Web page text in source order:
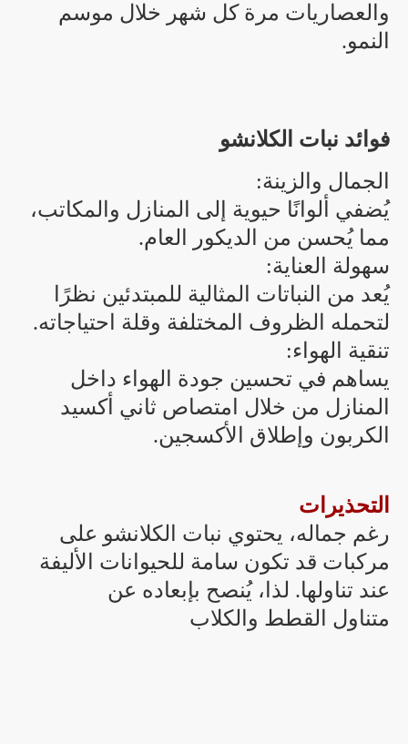
والعصاريات مرة كل شهر خلال موسم
النمو.
فوائد نبات الكلانشو
الجمال والزينة:
يُضفي ألوانًا حيوية إلى المنازل والمكاتب،
مما يُحسن من الديكور العام.
سهولة العناية:
يُعد من النباتات المثالية للمبتدئين نظرًا
لتحمله الظروف المختلفة وقلة احتياجاته.
تنقية الهواء:
يساهم في تحسين جودة الهواء داخل
المنازل من خلال امتصاص ثاني أكسيد
الكربون وإطلاق الأكسجين.
التحذيرات
رغم جماله، يحتوي نبات الكلانشو على
مركبات قد تكون سامة للحيوانات الأليفة
عند تناولها. لذا، يُنصح بإبعاده عن
متناول القطط والكلاب